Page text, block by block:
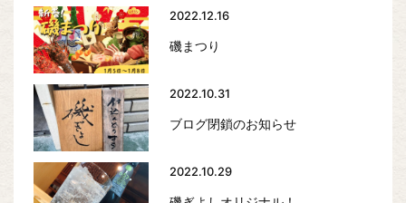
2022.12.16
磯まつり
2022.10.31
ブログ閉鎖のお知らせ
2022.10.29